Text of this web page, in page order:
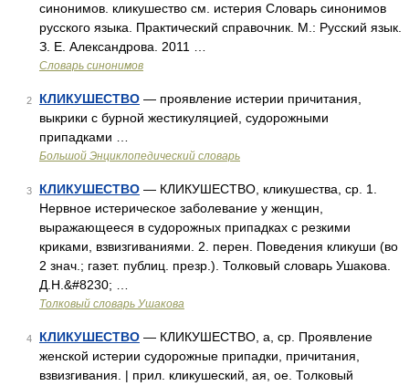
синонимов. кликушество см. истерия Словарь синонимов
русского языка. Практический справочник. М.: Русский язык.
З. Е. Александрова. 2011 …
Словарь синонимов
2 КЛИКУШЕСТВО — проявление истерии причитания,
выкрики с бурной жестикуляцией, судорожными
припадками …
Большой Энциклопедический словарь
3 КЛИКУШЕСТВО — КЛИКУШЕСТВО, кликушества, ср. 1.
Нервное истерическое заболевание у женщин,
выражающееся в судорожных припадках с резкими
криками, взвизгиваниями. 2. перен. Поведения кликуши (во
2 знач.; газет. публиц. презр.). Толковый словарь Ушакова.
Д.Н.&#8230; …
Толковый словарь Ушакова
4 КЛИКУШЕСТВО — КЛИКУШЕСТВО, а, ср. Проявление
женской истерии судорожные припадки, причитания,
взвизгивания. | прил. кликушеский, ая, ое. Толковый